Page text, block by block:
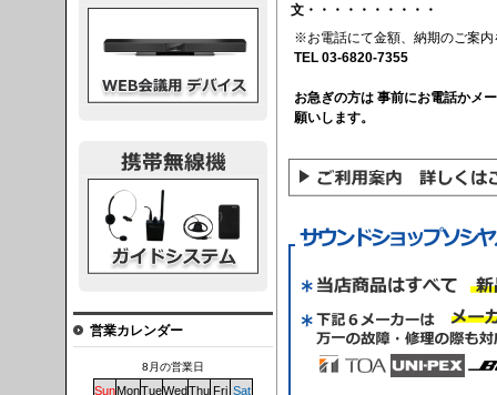
文・・・・・・・・・・
※お電話にて金額、納期のご案内
TEL 03-6820-7355
お急ぎの方は 事前にお電話かメ
願いします。
営業カレンダー
8月の営業日
SunMonTueWedThu Fri Sat